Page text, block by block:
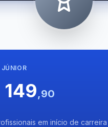
JÚNIOR
149,90
em início de carreira